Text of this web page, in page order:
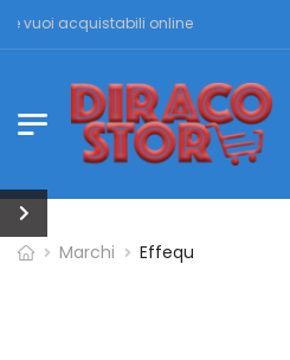
vuoi acquistabili online
Marchi Effequ